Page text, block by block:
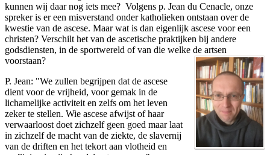
kunnen wij daar nog iets mee? Volgens p. Jean du Cenacle, onze
spreker is er een misverstand onder katholieken ontstaan over de
kwestie van de ascese. Maar wat is dan eigenlijk ascese voor een
christen? Verschilt het van de ascetische praktijken bij andere
godsdiensten, in de sportwereld of van die welke de artsen
voorstaan?
P. Jean: "We zullen begrijpen dat de ascese
dient voor de vrijheid, voor gemak in de
lichamelijke activiteit en zelfs om het leven
zeker te stellen. Wie ascese afwijst of haar
verwaarloost doet zichzelf geen goed maar laat
in zichzelf de macht van de ziekte, de slavernij
van de driften en het tekort aan vlotheid en